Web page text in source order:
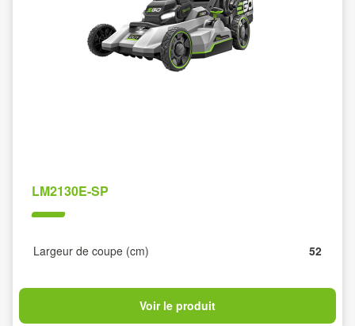
LM2130E-SP
Largeur de coupe (cm) 52
Voir le produit